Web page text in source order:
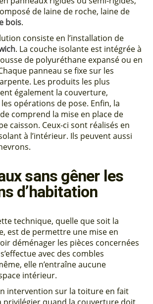
de laine de roche, laine de
bois.
consiste en l’installation de
. La couche isolante est intégrée à
de polyuréthane expansé ou en
panneau se fixe sur les
Les produits les plus
également la couverture,
opérations de pose. Enfin, la
comprend la mise en place de
caisson. Ceux-ci sont réalisés en
à l’intérieur. Ils peuvent aussi
sans gêner les
d’habitation
technique, quelle que soit la
est de permettre une mise en
déménager les pièces concernées
avec des combles
elle n’entraîne aucune
intérieur.
intervention sur la toiture en fait